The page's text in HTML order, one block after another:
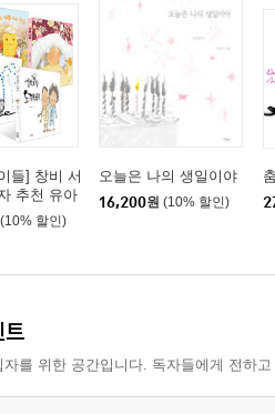
들] 창비 서
추천 유아
(10% 할인)
오늘은 나의 생일이야
16,200원 (10% 할인)
트
를 위한 공간입니다. 독자들에게 전하